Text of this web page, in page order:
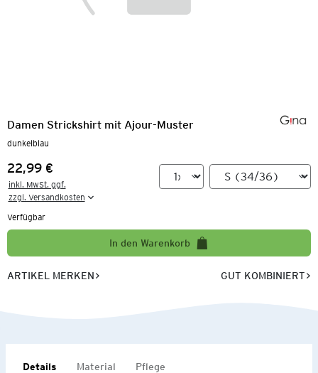
Damen Strickshirt mit Ajour-Muster
dunkelblau
Preis:
22,99 €
inkl. MwSt. ggf.
zzgl. Versandkosten
Verfügbar
In den Warenkorb
ARTIKEL MERKEN GUT KOMBINIERT
Details Material Pflege